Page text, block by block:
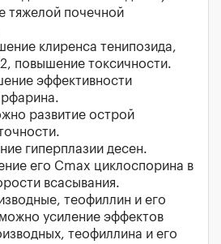
тяжелой почечной
клиренса тенипозида,
повышение токсичности.
эффективности
развитие острой
гиперплазии десен.
его Cmax циклоспорина в
всасывания.
теофиллин и его
усиление эффектов
теофиллина и его